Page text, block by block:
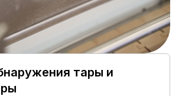
Д*Ш*В
2000*1500*1500
мм
персонал
1 чел.
тары и